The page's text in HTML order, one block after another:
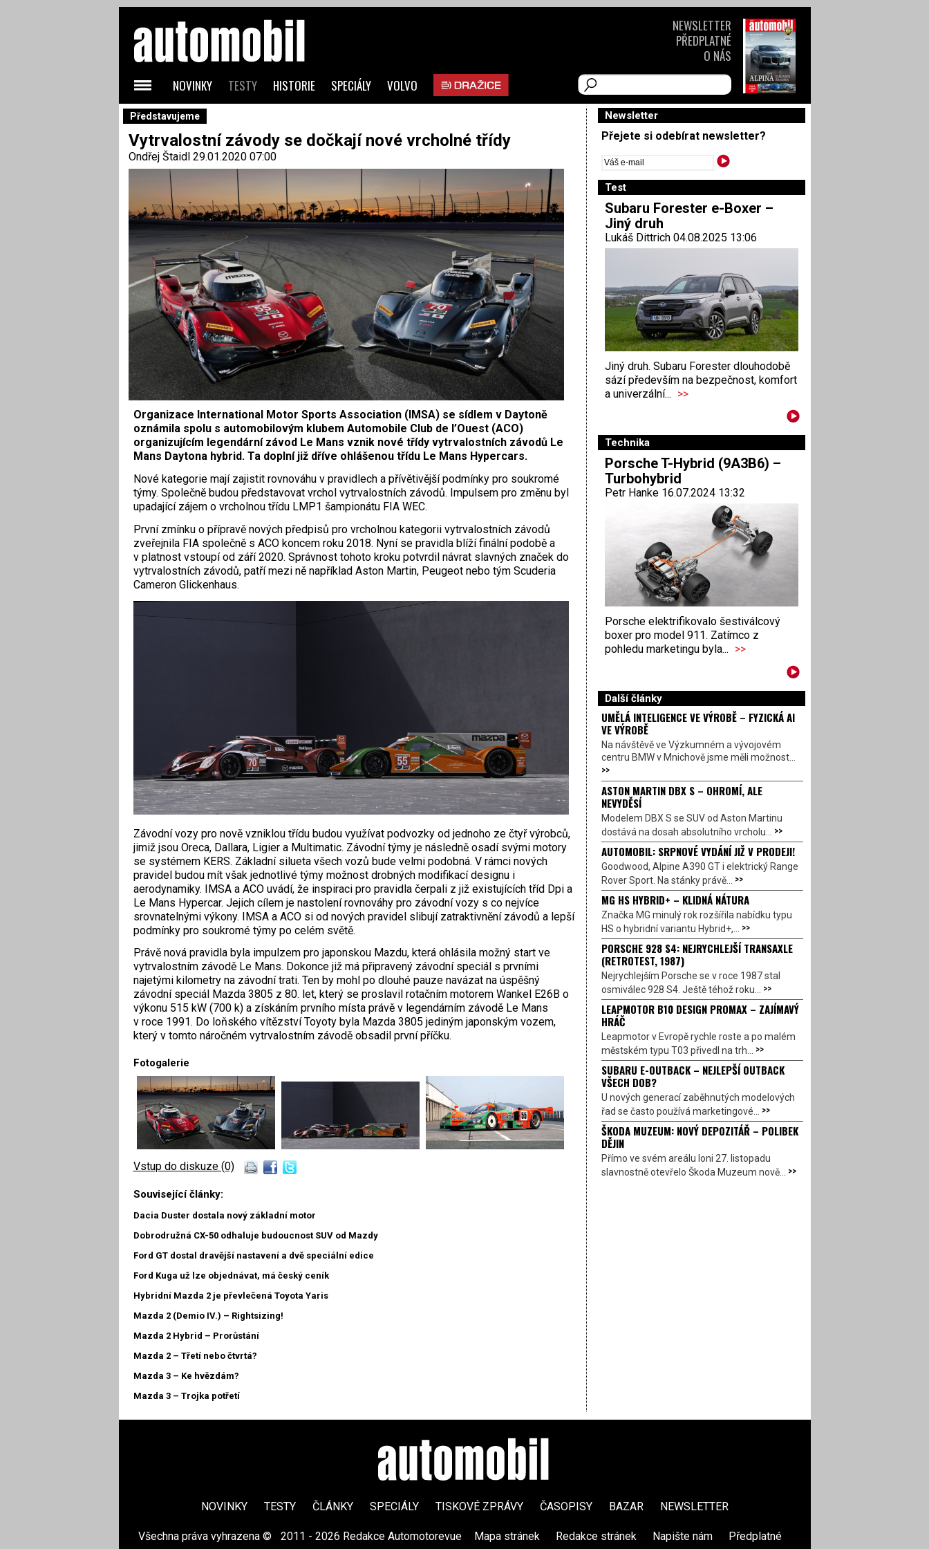
Představujeme
Vytrvalostní závody se dočkají nové vrcholné třídy
Ondřej Štaidl29.01.2020 07:00
Organizace International Motor Sports Association (IMSA) se sídlem v Daytoně
oznámila spolu s automobilovým klubem Automobile Club de l’Ouest (ACO)
organizujícím legendární závod Le Mans vznik nové třídy vytrvalostních závodů Le
Mans Daytona hybrid. Ta doplní již dříve ohlášenou třídu Le Mans Hypercars.
Nové kategorie mají zajistit rovnováhu v pravidlech a přívětivější podmínky pro soukromé
týmy. Společně budou představovat vrchol vytrvalostních závodů. Impulsem pro změnu byl
upadající zájem o vrcholnou třídu LMP1 šampionátu FIA WEC.
První zmínku o přípravě nových předpisů pro vrcholnou kategorii vytrvalostních závodů
zveřejnila FIA společně s ACO koncem roku 2018. Nyní se pravidla blíží finální podobě a
v platnost vstoupí od září 2020. Správnost tohoto kroku potvrdil návrat slavných značek do
vytrvalostních závodů, patří mezi ně například Aston Martin, Peugeot nebo tým Scuderia
Cameron Glickenhaus.
Závodní vozy pro nově vzniklou třídu budou využívat podvozky od jednoho ze čtyř výrobců,
jimiž jsou Oreca, Dallara, Ligier a Multimatic. Závodní týmy je následně osadí svými motory
se systémem KERS. Základní silueta všech vozů bude velmi podobná. V rámci nových
pravidel budou mít však jednotlivé týmy možnost drobných modifikací designu i
aerodynamiky. IMSA a ACO uvádí, že inspiraci pro pravidla čerpali z již existujících tříd Dpi a
Le Mans Hypercar. Jejich cílem je nastolení rovnováhy pro závodní vozy s co nejvíce
srovnatelnými výkony. IMSA a ACO si od nových pravidel slibují zatraktivnění závodů a lepší
podmínky pro soukromé týmy po celém světě.
Právě nová pravidla byla impulzem pro japonskou Mazdu, která ohlásila možný start ve
vytrvalostním závodě Le Mans. Dokonce již má připravený závodní speciál s prvními
najetými kilometry na závodní trati. Ten by mohl po dlouhé pauze navázat na úspěšný
závodní speciál Mazda 3805 z 80. let, který se proslavil rotačním motorem Wankel E26B o
výkonu 515 kW (700 k) a získáním prvního místa právě v legendárním závodě Le Mans
v roce 1991. Do loňského vítězství Toyoty byla Mazda 3805 jediným japonským vozem,
který v tomto náročném vytrvalostním závodě obsadil první příčku.
Fotogalerie
Vstup do diskuze (0)
Související články:
Dacia Duster dostala nový základní motor
Dobrodružná CX-50 odhaluje budoucnost SUV od Mazdy
Ford GT dostal dravější nastavení a dvě speciální edice
Ford Kuga už lze objednávat, má český ceník
Hybridní Mazda 2 je převlečená Toyota Yaris
Mazda 2 (Demio IV.) – Rightsizing!
Mazda 2 Hybrid – Prorůstání
Mazda 2 – Třetí nebo čtvrtá?
Mazda 3 – Ke hvězdám?
Mazda 3 – Trojka potřetí
Newsletter
Přejete si odebírat newsletter?
Test
Subaru Forester e-Boxer –
Jiný druh
Lukáš Dittrich 04.08.2025 13:06
Jiný druh. Subaru Forester dlouhodobě
sází především na bezpečnost, komfort
a univerzální... >>
Technika
Porsche T-Hybrid (9A3B6) –
Turbohybrid
Petr Hanke 16.07.2024 13:32
Porsche elektrifikovalo šestiválcový
boxer pro model 911. Zatímco z
pohledu marketingu byla... >>
Další články
UMĚLÁ INTELIGENCE VE VÝROBĚ – FYZICKÁ AI
VE VÝROBĚ
Na návštěvě ve Výzkumném a vývojovém
centru BMW v Mnichově jsme měli možnost...
>>
ASTON MARTIN DBX S – OHROMÍ, ALE
NEVYDĚSÍ
Modelem DBX S se SUV od Aston Martinu
dostává na dosah absolutního vrcholu... >>
AUTOMOBIL: SRPNOVÉ VYDÁNÍ JIŽ V PRODEJI!
Goodwood, Alpine A390 GT i elektrický Range
Rover Sport. Na stánky právě... >>
MG HS HYBRID+ – KLIDNÁ NÁTURA
Značka MG minulý rok rozšířila nabídku typu
HS o hybridní variantu Hybrid+,... >>
PORSCHE 928 S4: NEJRYCHLEJŠÍ TRANSAXLE
(RETROTEST, 1987)
Nejrychlejším Porsche se v roce 1987 stal
osmiválec 928 S4. Ještě téhož roku... >>
LEAPMOTOR B10 DESIGN PROMAX – ZAJÍMAVÝ
HRÁČ
Leapmotor v Evropě rychle roste a po malém
městském typu T03 přivedl na trh... >>
SUBARU E-OUTBACK – NEJLEPŠÍ OUTBACK
VŠECH DOB?
U nových generací zaběhnutých modelových
řad se často používá marketingové... >>
ŠKODA MUZEUM: NOVÝ DEPOZITÁŘ – POLIBEK
DĚJIN
Přímo ve svém areálu loni 27. listopadu
slavnostně otevřelo Škoda Muzeum nově... >>
NOVINKY TESTY HISTORIE SPECIÁLY VOLVO
NEWSLETTER
PŘEDPLATNÉ
O NÁS
NOVINKY TESTY ČLÁNKY SPECIÁLY TISKOVÉ ZPRÁVY ČASOPISY BAZAR NEWSLETTER
Všechna práva vyhrazena © 2011 - 2026 Redakce Automotorevue Mapa stránek Redakce stránek Napište nám Předplatné